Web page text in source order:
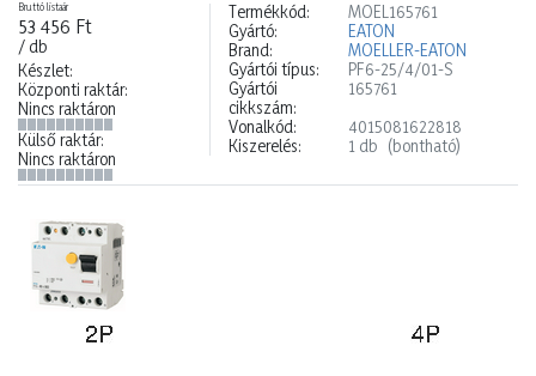
Bruttó listaár
53 456 Ft
/ db
Készlet:
Központi raktár:
Nincs raktáron
Külső raktár:
Nincs raktáron
Termékkód:
MOEL165761
Gyártó:
EATON
Brand:
MOELLER-EATON
Gyártói típus:
PF6-25/4/01-S
Gyártói
cikkszám:
165761
Vonalkód:
4015081622818
Kiszerelés:
1 db (bontható)